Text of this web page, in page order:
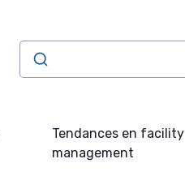
Tendances en facility
management